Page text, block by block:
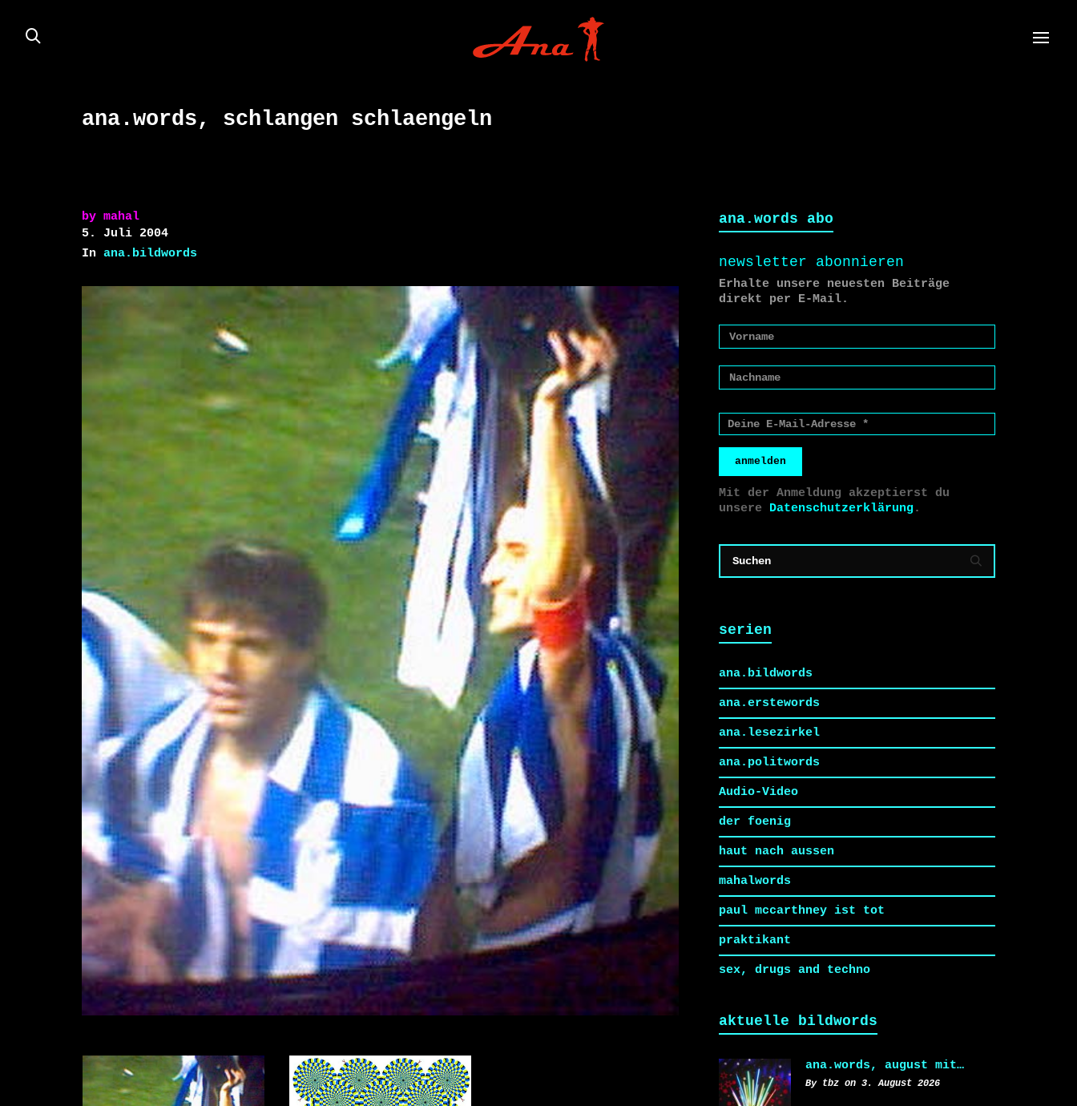
ana.words, schlangen schlaengeln
by mahal
5. Juli 2004
In ana.bildwords
ana.words abo
newsletter abonnieren
Erhalte unsere neuesten Beiträge
direkt per E-Mail.
anmelden
Mit der Anmeldung akzeptierst du
unsere Datenschutzerklärung.
serien
ana.bildwords
ana.erstewords
ana.lesezirkel
ana.politwords
Audio-Video
der foenig
haut nach aussen
mahalwords
paul mccarthney ist tot
praktikant
sex, drugs and techno
aktuelle bildwords
ana.words, august mit…
By tbz on 3. August 2026